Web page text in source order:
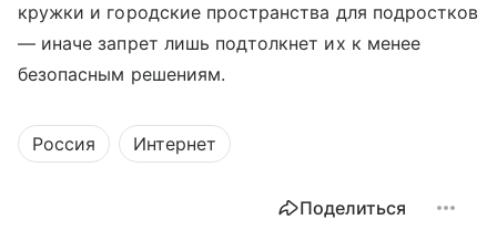
кружки и городские пространства для подростков
— иначе запрет лишь подтолкнет их к менее
безопасным решениям.
Россия Интернет
Поделиться